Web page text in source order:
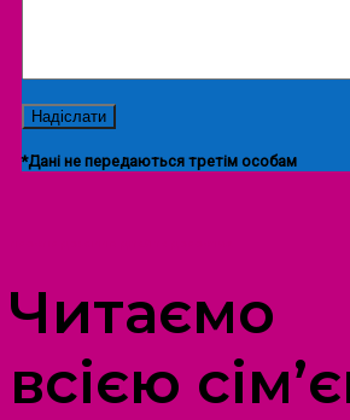
*Дані не передаються третім особам
Читаємо
всією